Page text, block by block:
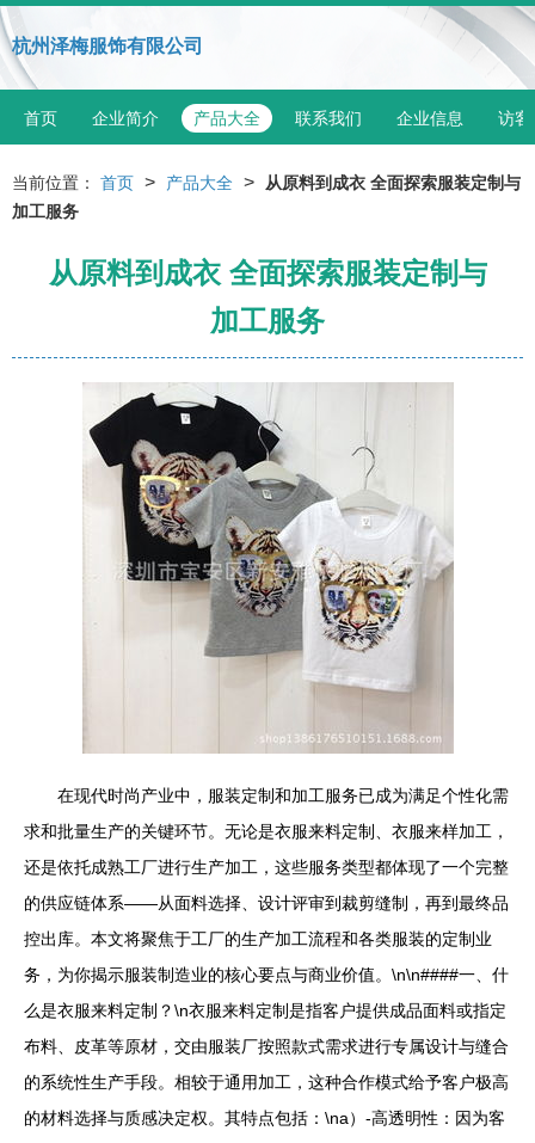
杭州泽梅服饰有限公司
首页 企业简介 产品大全 联系我们 企业信息 访客
当前位置： 首页 > 产品大全 >
从原料到成衣 全面探索服装定制与
加工服务
从原料到成衣 全面探索服装定制与
加工服务
在现代时尚产业中，服装定制和加工服务已成为满足个性化需
求和批量生产的关键环节。无论是衣服来料定制、衣服来样加工，
还是依托成熟工厂进行生产加工，这些服务类型都体现了一个完整
的供应链体系——从面料选择、设计评审到裁剪缝制，再到最终品
控出库。本文将聚焦于工厂的生产加工流程和各类服装的定制业
务，为你揭示服装制造业的核心要点与商业价值。\n\n####一、什
么是衣服来料定制？\n衣服来料定制是指客户提供成品面料或指定
布料、皮革等原材，交由服装厂按照款式需求进行专属设计与缝合
的系统性生产手段。相较于通用加工，这种合作模式给予客户极高
的材料选择与质感决定权。其特点包括：\na）-高透明性：因为客